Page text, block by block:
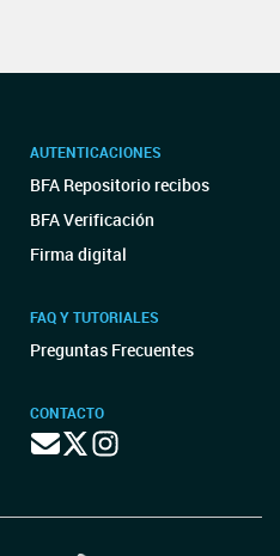
AUTENTICACIONES
BFA Repositorio recibos
BFA Verificación
Firma digital
FAQ Y TUTORIALES
Preguntas Frecuentes
CONTACTO